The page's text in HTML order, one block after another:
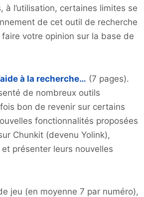
l’utilisation, certaines limites se
de cet outil de recherche
votre opinion sur la base de
à la recherche… (7 pages).
de nombreux outils
bon de revenir sur certains
fonctionnalités proposées
Chunkit (devenu Yolink),
présenter leurs nouvelles
jeu (en moyenne 7 par numéro),